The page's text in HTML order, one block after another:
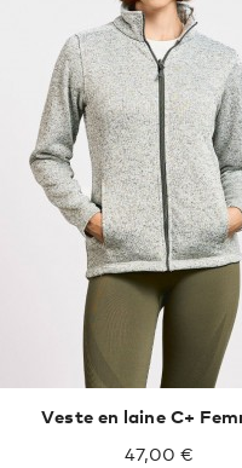
Veste en laine C+
47,00 €